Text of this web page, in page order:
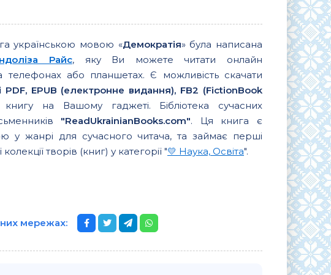
українською мовою «Демократія» була написана
Райс, яку Ви можете читати онлайн
телефонах або планшетах. Є можливість скачати
PDF, EPUB (електронне видання), FB2 (FictionBook
на Вашому гаджеті. Бібліотека сучасних
"ReadUkrainianBooks.com". Ця книга є
у жанрі для сучасного читача, та займає перші
творів (книг) у категорії "💛 Наука, Освіта".
мережах: